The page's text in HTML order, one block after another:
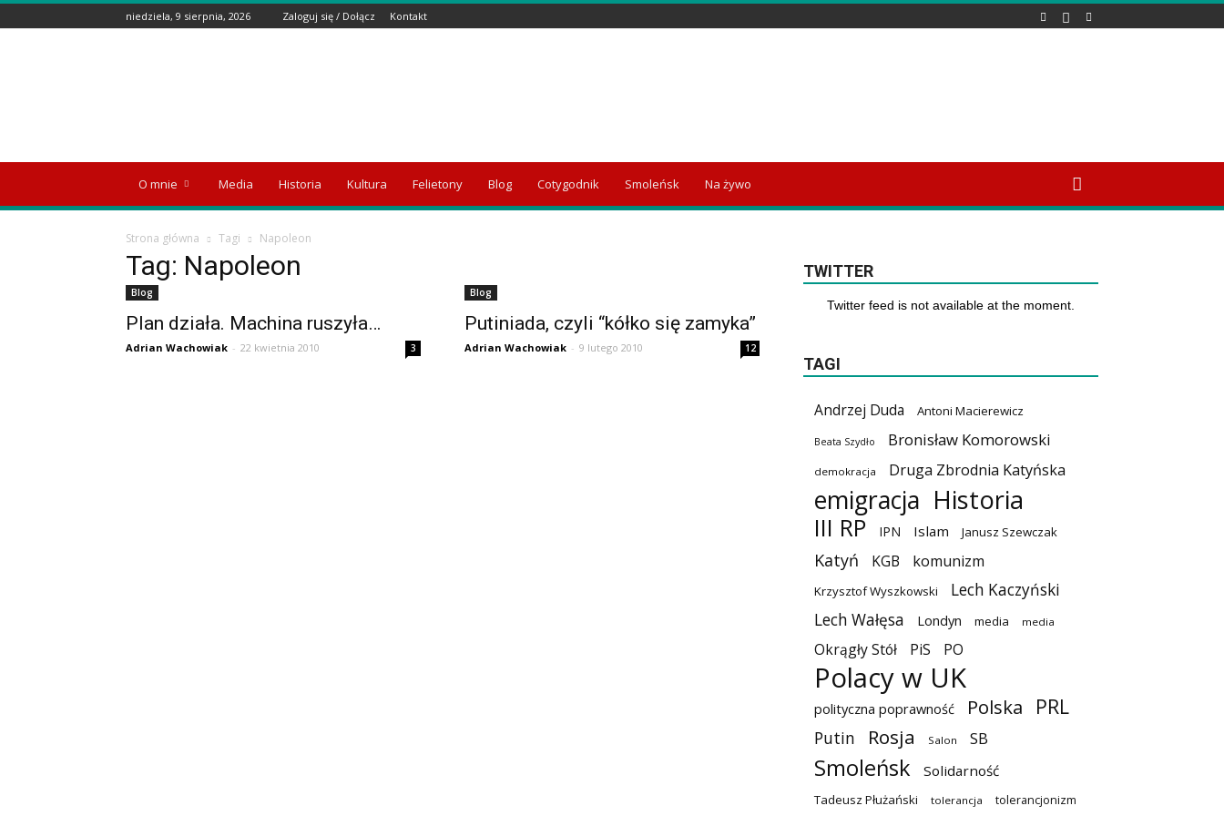
niedziela, 9 sierpnia, 2026 Zaloguj się / Dołącz Kontakt
O mnie Media Historia Kultura Felietony Blog Cotygodnik Smoleńsk Na żywo
Strona główna Tagi Napoleon
Tag: Napoleon
Blog
Plan działa. Machina ruszyła…
Adrian Wachowiak - 22 kwietnia 2010 3
Blog
Putiniada, czyli “kółko się zamyka”
Adrian Wachowiak - 9 lutego 2010 12
TWITTER
Twitter feed is not available at the moment.
TAGI
Andrzej Duda Antoni Macierewicz
Beata Szydło Bronisław Komorowski
demokracja Druga Zbrodnia Katyńska
emigracja Historia
III RP IPN Islam Janusz Szewczak
Katyń KGB komunizm
Krzysztof Wyszkowski
Lech Kaczyński
Lech Wałęsa
Londyn media media
Okrągły Stół PiS PO
Polacy w UK
polityczna poprawność Polska PRL
Putin Rosja Salon SB
Smoleńsk Solidarność
Tadeusz Płużański tolerancja tolerancjonizm